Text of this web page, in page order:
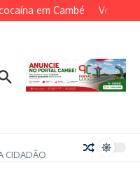
em Cambé Ventos
CIDADÃO